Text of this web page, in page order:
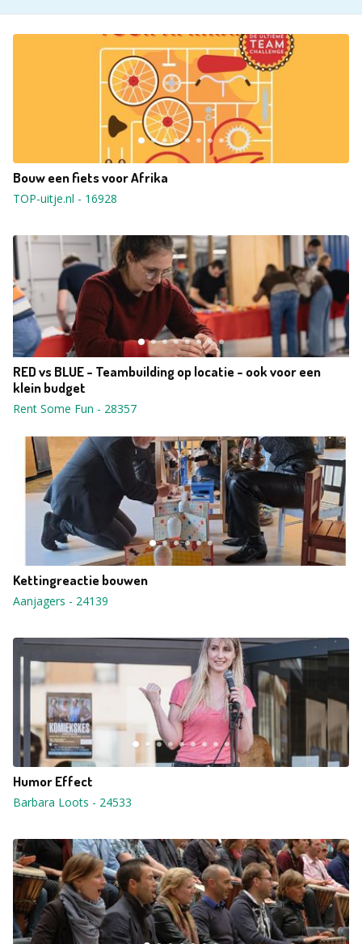
Bouw een fiets voor Afrika
TOP-uitje.nl - 16928
RED vs BLUE - Teambuilding op locatie - ook voor een
klein budget
Rent Some Fun - 28357
Kettingreactie bouwen
Aanjagers - 24139
Humor Effect
Barbara Loots - 24533